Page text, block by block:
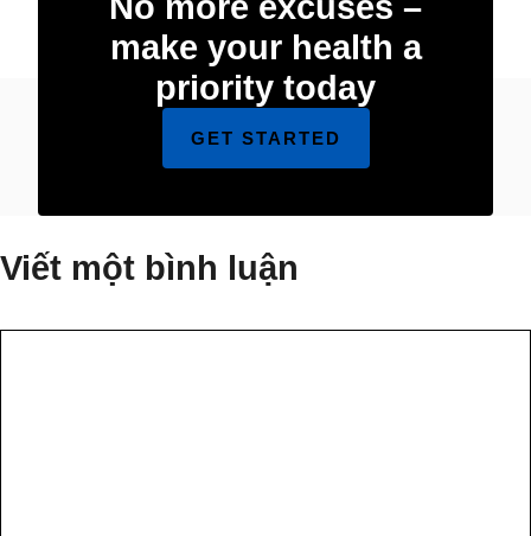
make your health a
priority today
GET STARTED
Viết một bình luận